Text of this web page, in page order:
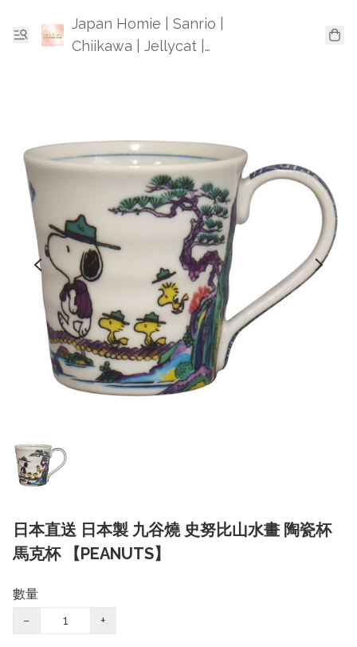
Japan Homie | Sanrio |
Chiikawa | Jellycat |
日本直送 日本製 九谷燒 史努比山水畫 陶瓷杯
馬克杯 【PEANUTS】
數量
−
+